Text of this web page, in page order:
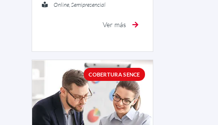
Online, Semipresencial
Ver más
COBERTURA SENCE